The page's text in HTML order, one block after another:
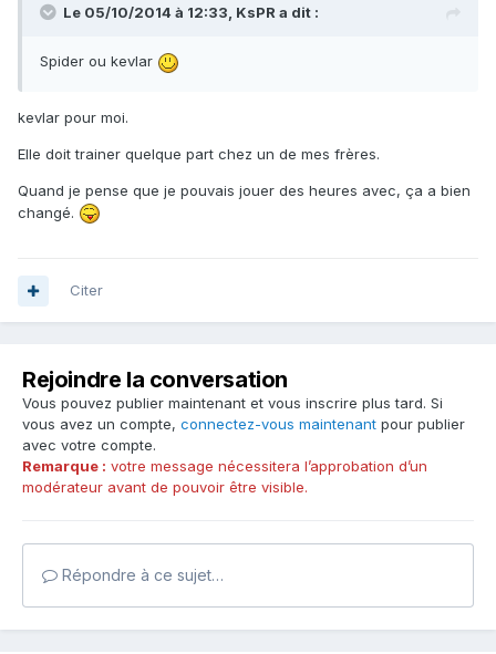
Le 05/10/2014 à 12:33, KsPR a dit :
Spider ou kevlar
kevlar pour moi.
Elle doit trainer quelque part chez un de mes frères.
Quand je pense que je pouvais jouer des heures avec, ça a bien
changé.
Citer
Rejoindre la conversation
Vous pouvez publier maintenant et vous inscrire plus tard. Si
vous avez un compte, connectez-vous maintenant pour publier
avec votre compte.
Remarque : votre message nécessitera l’approbation d’un
modérateur avant de pouvoir être visible.
Répondre à ce sujet…